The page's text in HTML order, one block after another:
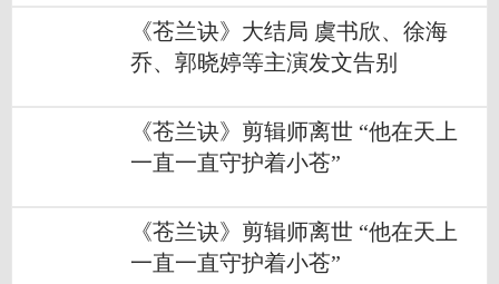
《苍兰诀》大结局 虞书欣、徐海
乔、郭晓婷等主演发文告别
《苍兰诀》剪辑师离世 “他在天上
一直一直守护着小苍”
《苍兰诀》剪辑师离世 “他在天上
一直一直守护着小苍”